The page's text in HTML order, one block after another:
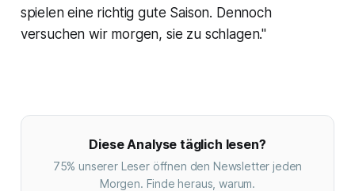
spielen eine richtig gute Saison. Dennoch
versuchen wir morgen, sie zu schlagen."
Diese Analyse täglich lesen?
75% unserer Leser öffnen den Newsletter jeden
Morgen. Finde heraus, warum.